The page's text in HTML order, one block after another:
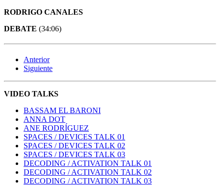
RODRIGO CANALES
DEBATE (34:06)
Anterior
Siguiente
VIDEO TALKS
BASSAM EL BARONI
ANNA DOT
ANE RODRÍGUEZ
SPACES / DEVICES TALK 01
SPACES / DEVICES TALK 02
SPACES / DEVICES TALK 03
DECODING / ACTIVATION TALK 01
DECODING / ACTIVATION TALK 02
DECODING / ACTIVATION TALK 03